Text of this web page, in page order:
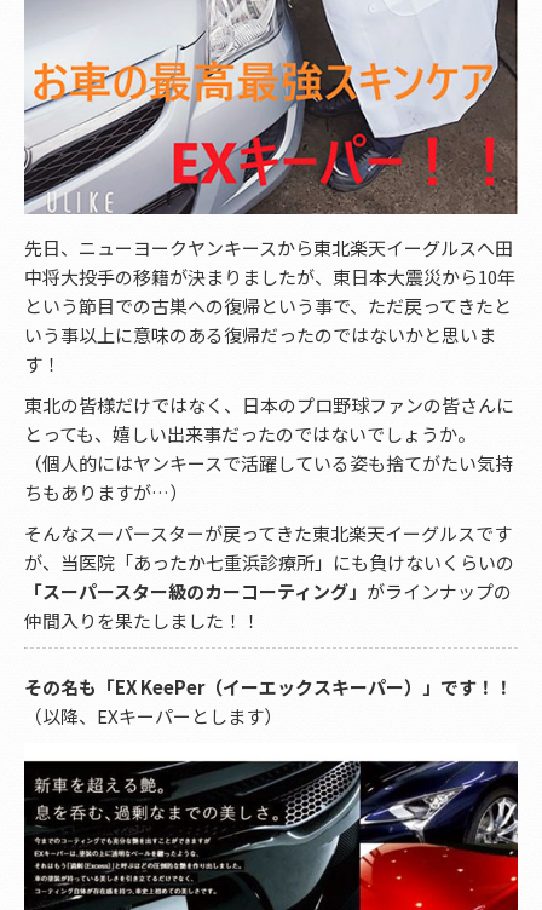
先日、ニューヨークヤンキースから東北楽天イーグルスへ田
中将大投手の移籍が決まりましたが、東日本大震災から10年
という節目での古巣への復帰という事で、ただ戻ってきたと
いう事以上に意味のある復帰だったのではないかと思いま
す！
東北の皆様だけではなく、日本のプロ野球ファンの皆さんに
とっても、嬉しい出来事だったのではないでしょうか。
（個人的にはヤンキースで活躍している姿も捨てがたい気持
ちもありますが…）
そんなスーパースターが戻ってきた東北楽天イーグルスです
が、当医院「あったか七重浜診療所」にも負けないくらいの
「スーパースター級のカーコーティング」 がラインナップの
仲間入りを果たしました！！
その名も「EX KeePer（イーエックスキーパー）」です！！
（以降、EXキーパーとします）